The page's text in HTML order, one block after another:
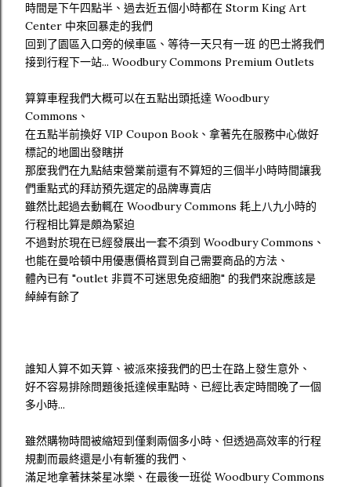
時間是下午四點半、過去近五個小時都在 Storm King Art
Center 中來回暴走的我們
回到了園區入口旁的候車區、等待一天只有一班 的巴士將我們
接到行程下一站... Woodbury Commons Premium Outlets
算算車程我們大概可以在五點出頭抵達 Woodbury
Commons、
在五點半前換好 VIP Coupon Book、拿著先在服務中心做好
標記的地圖出發瞎拼
那麼我們在九點結束營業前還有不算短的三個半小時時間讓我
們重點式的拜訪預先選定的品牌專賣店
雖然比起過去動輒在 Woodbury Commons 耗上八九小時的
行程相比算是頗為緊迫
不過對於現在已經發展出一套不須到 Woodbury Commons、
也能在曼哈頓中用優惠價格買到自己需要商品的方法、
體內已有 "outlet 非買不可迷思免疫細胞" 的我們來說應該是
綽綽有餘了
誰知人算不如天算、被派來接我們的巴士在路上發生意外、
好不容易排除問題後抵達候車點時、已經比表定時間晚了一個
多小時...
雖然購物時間被縮短到僅剩兩個多小時、但透過高效率的行程
規劃而最終還是小有斬獲的我們、
滿足地拿著抹茶星冰樂、在最後一班從 Woodbury Commons